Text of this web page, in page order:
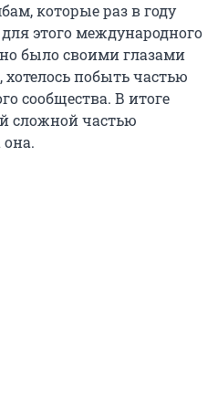
которые раз в году
этого международного
было своими глазами
побыть частью
сообщества. В итоге
сложной частью